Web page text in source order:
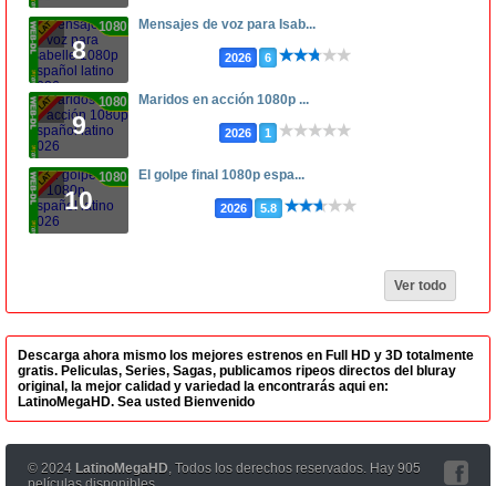
8
1080p Mensajes de voz para Isab...
2026 6
9
1080p Maridos en acción 1080p ...
2026 1
10
1080p El golpe final 1080p espa...
2026 5.8
Ver todo
Descarga ahora mismo los mejores estrenos en Full HD y 3D totalmente
gratis. Peliculas, Series, Sagas, publicamos ripeos directos del bluray
original, la mejor calidad y variedad la encontrarás aqui en:
LatinoMegaHD. Sea usted Bienvenido
© 2024 LatinoMegaHD, Todos los derechos reservados. Hay 905